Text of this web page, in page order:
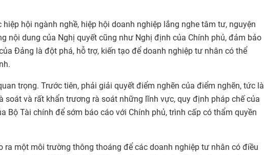
hội ngành nghề, hiệp hội doanh nghiệp lắng nghe tâm tư, nguyện
nội dung của Nghị quyết cũng như Nghị định của Chính phủ, đảm bảo
Đảng là đột phá, hỗ trợ, kiến tạo để doanh nghiệp tư nhân có thể
trọng. Trước tiên, phải giải quyết điểm nghẽn của điểm nghẽn, tức là
soát và rất khẩn trương rà soát những lĩnh vực, quy định pháp chế của
Bộ Tài chính để sớm báo cáo với Chính phủ, trình cấp có thẩm quyền
một môi trường thông thoáng để các doanh nghiệp tư nhân có điều